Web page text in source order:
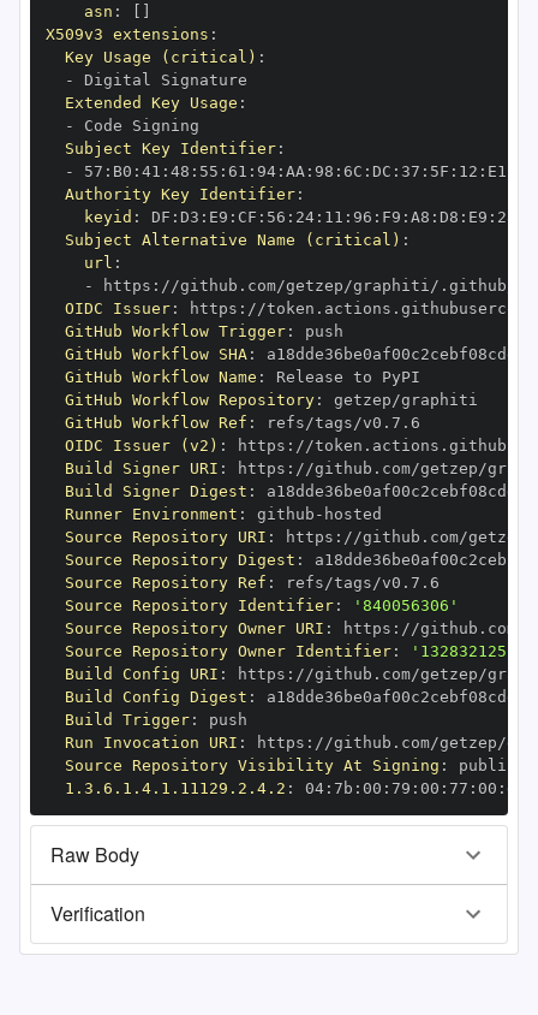
asn :
X509v3 extensions :
Key Usage (critical) :
-
Extended Key Usage :
-
Subject Key Identifier:
-
57 : B0 : 41 : 48 : 55 : 61 : 94: AA : 98 : 6C : DC : 37 : 5F : 12 : E1
Authority Key Identifier:
keyid : DF : D3 : E9 : CF : 56 : 24: 11 : 96 : F9 : A8 : D8 : E9 : 28
Subject Alternative Name (critical) :
url :
-
https : //github.com/getzep/graphiti/.github/
OIDC Issuer: https :
GitHub Workflow Trigger:
GitHub Workflow SHA:
GitHub Workflow Name :
GitHub Workflow Repository:
GitHub Workflow Ref :
OIDC Issuer (v2) : https :
Build Signer URI : https : //github.com/getzep/
Build Signer Digest :
Runner Environment : github -
Source Repository URI : https :
Source Repository Digest :
Source Repository Ref :
Source Repository Identifier:
'840056306'
Source Repository Owner URI : https :
Source Repository Owner Identifier:
'132832125'
Build Config URI : https : //github.com/getzep/
Build Config Digest :
Build Trigger:
Run Invocation URI : https :
Source Repository Visibility At Signing :
1.3.6.1.4.1.11129.2.4.2 : 04: 7b : 00 : 79 : 00 : 77 : 00 : dd
Raw Body
Verification